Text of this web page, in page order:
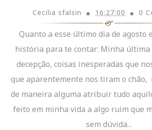
Cecilia sfalsin 16:27:00 0
Quanto a esse último dia de agosto
história para te contar: Minha última
decepção, coisas inesperadas que
que aparentemente nos tiram o chão,
de maneira alguma atribuir tudo
feito em minha vida a algo ruim que
sem dúvida...